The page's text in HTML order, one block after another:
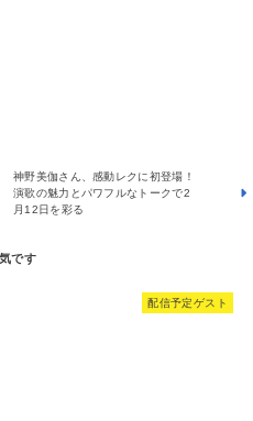
神野美伽さん、感動レクに初登場！
演歌の魅力とパワフルなトークで2
月12日を彩る
配信予定ゲスト